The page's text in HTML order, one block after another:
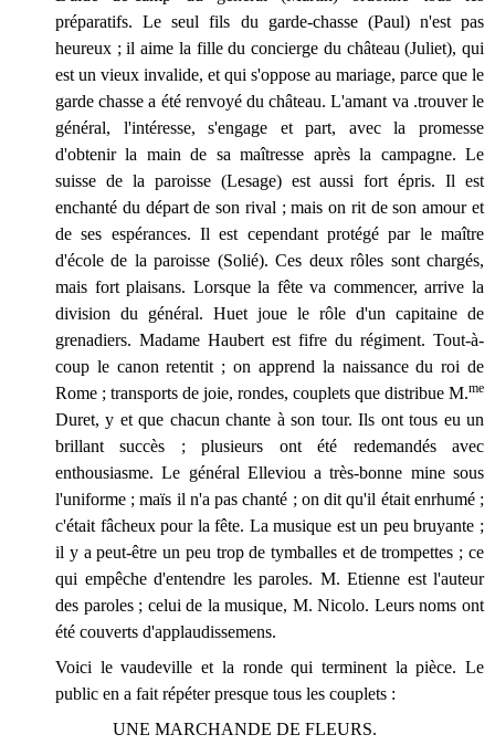
préparatifs. Le seul fils du garde-chasse (Paul) n'est pas
heureux ; il aime la fille du concierge du château (Juliet), qui
est un vieux invalide, et qui s'oppose au mariage, parce que le
garde chasse a été renvoyé du château. L'amant va .trouver le
général, l'intéresse, s'engage et part, avec la promesse
d'obtenir la main de sa maîtresse après la campagne. Le
suisse de la paroisse (Lesage) est aussi fort épris. Il est
enchanté du départ de son rival ; mais on rit de son amour et
de ses espérances. Il est cependant protégé par le maître
d'école de la paroisse (Solié). Ces deux rôles sont chargés,
mais fort plaisans. Lorsque la fête va commencer, arrive la
division du général. Huet joue le rôle d'un capitaine de
grenadiers. Madame Haubert est fifre du régiment. Tout-à-
coup le canon retentit ; on apprend la naissance du roi de
Rome ; transports de joie, rondes, couplets que distribue M.me
Duret, y et que chacun chante à son tour. Ils ont tous eu un
brillant succès ; plusieurs ont été redemandés avec
enthousiasme. Le général Elleviou a très-bonne mine sous
l'uniforme ; maïs il n'a pas chanté ; on dit qu'il était enrhumé ;
c'était fâcheux pour la fête. La musique est un peu bruyante ;
il y a peut-être un peu trop de tymballes et de trompettes ; ce
qui empêche d'entendre les paroles. M. Etienne est l'auteur
des paroles ; celui de la musique, M. Nicolo. Leurs noms ont
été couverts d'applaudissemens.
Voici le vaudeville et la ronde qui terminent la pièce. Le
public en a fait répéter presque tous les couplets :
UNE MARCHANDE DE FLEURS.